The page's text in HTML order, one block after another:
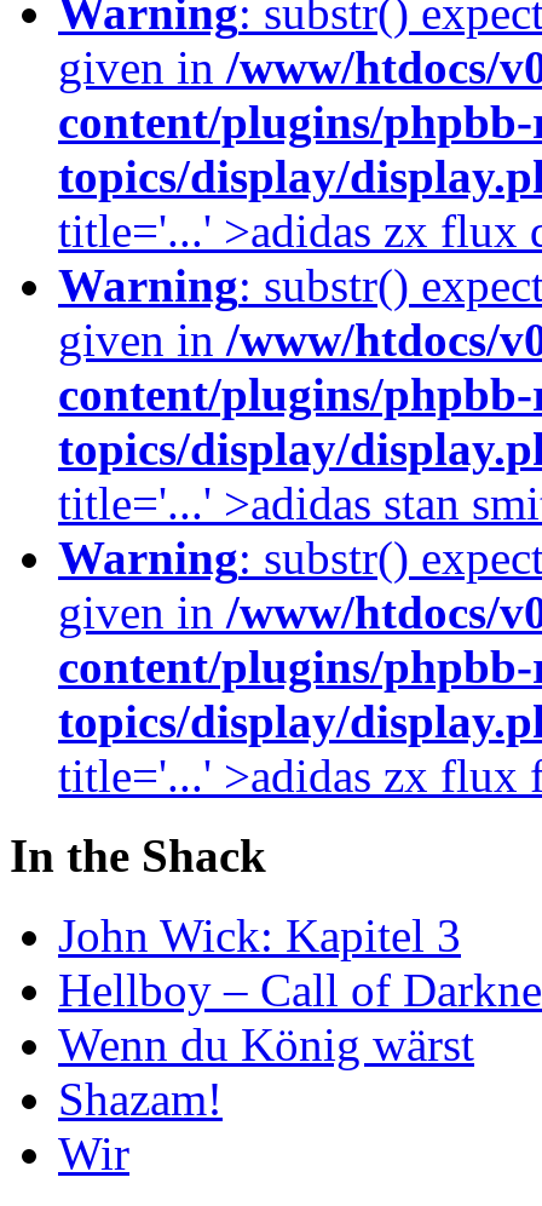
Warning: substr()
given in /www/htdocs/
content/plugins/phpbb-
topics/display/
title='...' >adidas zx flux
Warning: substr()
given in /www/htdocs/
content/plugins/phpbb-
topics/display/
title='...' >adidas stan
Warning: substr()
given in /www/htdocs/
content/plugins/phpbb-
topics/display/
title='...' >adidas zx flux
In the Shack
John Wick: Kapitel 3
Hellboy – Call of
Wenn du König wärst
Shazam!
Wir